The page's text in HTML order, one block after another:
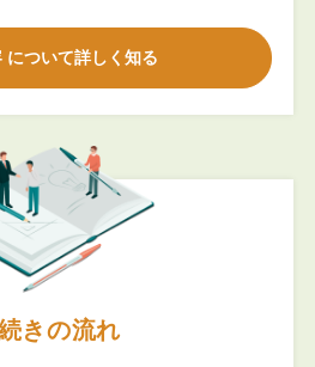
について詳しく知る
きの流れ